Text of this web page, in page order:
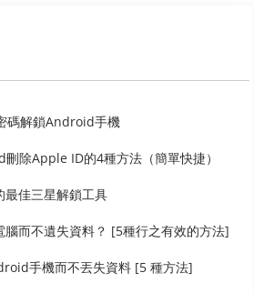
碼解鎖Android手機
除Apple ID的4種方法（簡單快捷）
最佳三星解鎖工具
腦而不遺失資料？ [5種行之有效的方法]
手機而不丟失資料 [5 種方法]